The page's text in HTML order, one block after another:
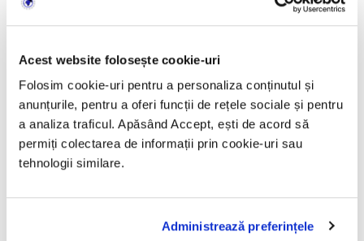
Acest website folosește cookie-uri
Folosim cookie-uri pentru a personaliza conținutul și
anunțurile, pentru a oferi funcții de rețele sociale și pentru
a analiza traficul. Apăsând Accept, ești de acord să
permiți colectarea de informații prin cookie-uri sau
tehnologii similare.
Administrează preferințele
Licenta Windows Server
Services (RDS) (50user
Services (RDS) (50user
238,00 lei